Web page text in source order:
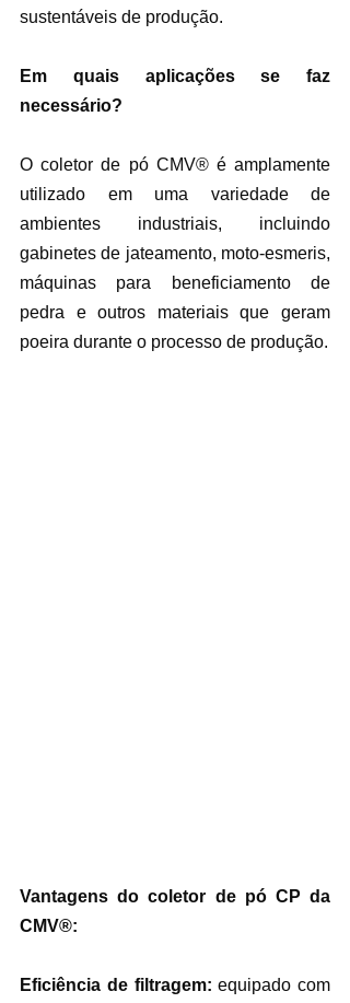
sustentáveis de produção.
Em quais aplicações se faz
necessário?
O coletor de pó CMV® é amplamente
utilizado em uma variedade de
ambientes industriais, incluindo
gabinetes de jateamento, moto-esmeris,
máquinas para beneficiamento de
pedra e outros materiais que geram
poeira durante o processo de produção.
Vantagens do coletor de pó CP da
CMV®:
Eficiência de filtragem: equipado com